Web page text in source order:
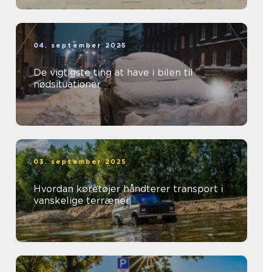
04. september 2025
De vigtigste ting at have i bilen til
nødsituationer
03. september 2025
Hvordan køretøjer håndterer transport i
vanskelige terræner